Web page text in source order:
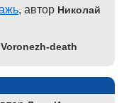
, автор Николай
Voronezh-death